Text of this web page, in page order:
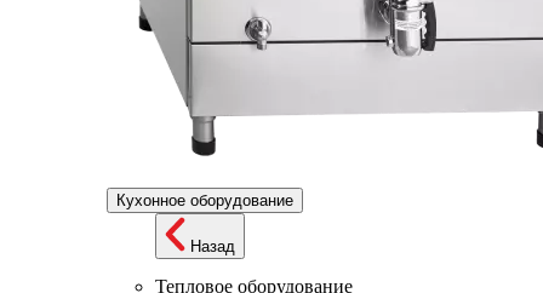
Кухонное оборудование
Назад
Тепловое оборудование